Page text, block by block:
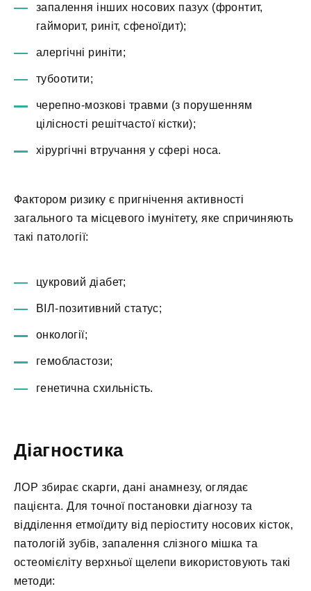
запалення інших носових пазух (фронтит,
гайморит, риніт, сфеноїдит);
алергічні риніти;
тубоотити;
черепно-мозкові травми (з порушенням
цілісності решітчастої кістки);
хірургічні втручання у сфері носа.
Фактором ризику є пригнічення активності
загального та місцевого імунітету, яке спричиняють
такі патології:
цукровий діабет;
ВІЛ-позитивний статус;
онкології;
гемобластози;
генетична схильність.
Діагностика
ЛОР збирає скарги, дані анамнезу, оглядає
пацієнта. Для точної постановки діагнозу та
відділення етмоїдиту від періоститу носових кісток,
патологій зубів, запалення слізного мішка та
остеомієліту верхньої щелепи використовують такі
методи: